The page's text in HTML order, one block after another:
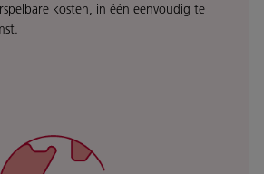
kosten, in één eenvoudig te